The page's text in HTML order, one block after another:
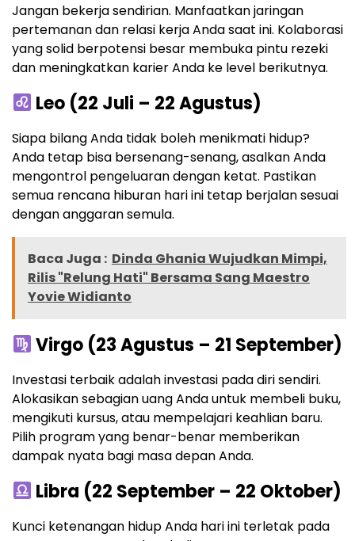
Jangan bekerja sendirian. Manfaatkan jaringan
pertemanan dan relasi kerja Anda saat ini. Kolaborasi
yang solid berpotensi besar membuka pintu rezeki
dan meningkatkan karier Anda ke level berikutnya.
Leo (22 Juli – 22 Agustus)
Siapa bilang Anda tidak boleh menikmati hidup?
Anda tetap bisa bersenang-senang, asalkan Anda
mengontrol pengeluaran dengan ketat. Pastikan
semua rencana hiburan hari ini tetap berjalan sesuai
dengan anggaran semula.
Baca Juga : Dinda Ghania Wujudkan Mimpi,
Rilis "Relung Hati" Bersama Sang Maestro
Yovie Widianto
Virgo (23 Agustus – 21 September)
Investasi terbaik adalah investasi pada diri sendiri.
Alokasikan sebagian uang Anda untuk membeli buku,
mengikuti kursus, atau mempelajari keahlian baru.
Pilih program yang benar-benar memberikan
dampak nyata bagi masa depan Anda.
Libra (22 September – 22 Oktober)
Kunci ketenangan hidup Anda hari ini terletak pada